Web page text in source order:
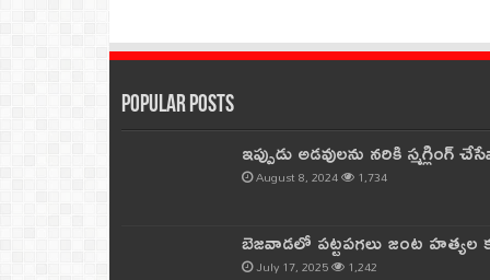
Popular Posts
ఇప్పుడు అడవులను నరికి
August 8, 2024 1,734
బెజవాడలో పట్టపగలు జంట
July 17, 2025 1,242